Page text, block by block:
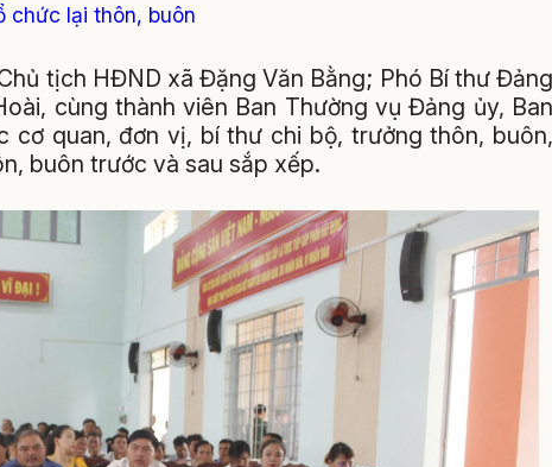
chức lại thôn, buôn
tịch HĐND xã Đặng Văn Bằng; Phó Bí thư Đảng
cùng thành viên Ban Thường vụ Đảng ủy, Ban
cơ quan, đơn vị, bí thư chi bộ, trưởng thôn, buôn,
buôn trước và sau sắp xếp.